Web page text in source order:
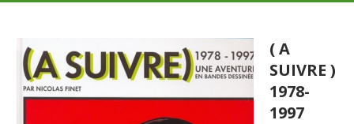
( A
SUIVRE )
1978-
1997